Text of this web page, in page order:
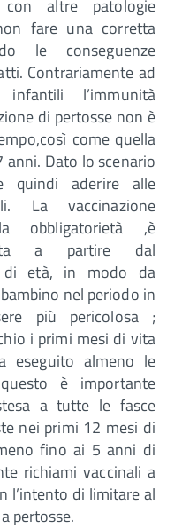
altre patologie
fare una corretta
le conseguenze
Contrariamente ad
l’immunità
di pertosse non è
come quella
Dato lo scenario
quindi aderire alle
La vaccinazione
obbligatorietà ,è
a partire dal
di età, in modo da
nel periodo in
più pericolosa ;
i primi mesi di vita
eseguito almeno le
è importante
a tutte le fasce
nei primi 12 mesi di
fino ai 5 anni di
richiami vaccinali a
l’intento di limitare al
pertosse.